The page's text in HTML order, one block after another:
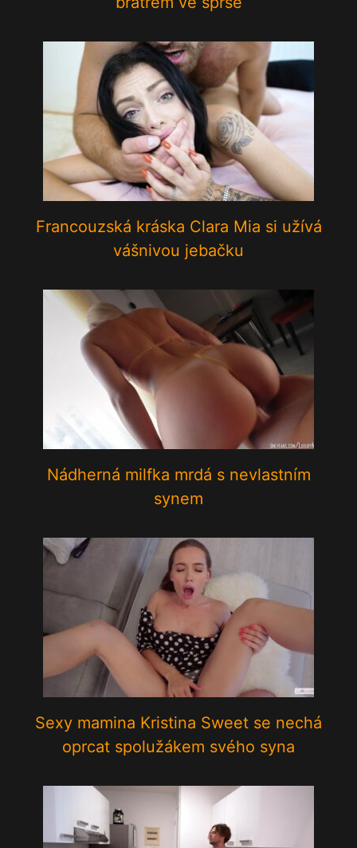
Francouzská kráska Clara Mia si užívá
vášnivou jebačku
Nádherná milfka mrdá s nevlastním
synem
Sexy mamina Kristina Sweet se nechá
oprcat spolužákem svého syna